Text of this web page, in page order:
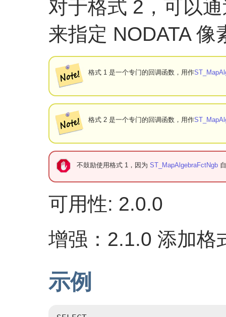
对于格式 2，可以
来指定 NODATA 像
格式 1 是一个专门的回调函数，用作
格式 2 是一个专门的回调函数，用作
不鼓励使用格式 1，因为ST_MapAlgebraFctNgb
可用性: 2.0.0
增强：2.1.0 添加格
示例